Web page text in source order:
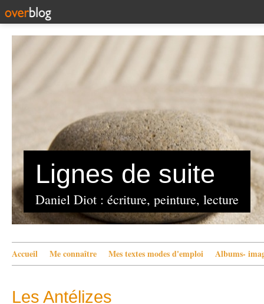
Lignes de suite
Daniel Diot : écriture, peinture, lecture
Accueil Me connaître Mes textes modes d'emploi Albums-
Les Antélizes